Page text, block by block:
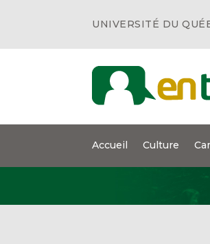
UNIVERSITÉ DU
Accueil Culture